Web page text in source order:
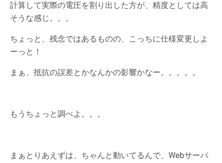
計算して実際の電圧を割り出した方が、精度としては高
そうな感じ。。。
ちょっと、残念ではあるものの、こっちに仕様変更しよ
ーっと！
まぁ、抵抗の誤差とかなんかの影響かなー。。。。。
もうちょっと調べよ。。。
まぁとりあえずは、ちゃんと動いてるんで、Webサーバ